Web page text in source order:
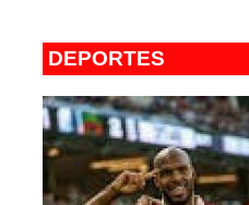
DEPORTES